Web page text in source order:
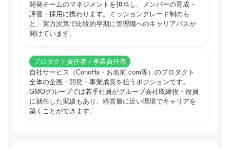
開発チームのマネジメントを担当し、メンバーの育成・
評価・採用に携わります。ミッショングレード制のも
と、実力次第で比較的早期に管理職へのキャリアパスが
開けています。
プロダクト責任者 / 事業責任者
自社サービス（ConoHa・お名前.com等）のプロダクト
全体の企画・開発・事業成長を担うポジションです。
GMOグループでは若手社員がグループ会社取締役・役員
に就任した実績もあり、経営層に近い環境でキャリアを
築くことができます。